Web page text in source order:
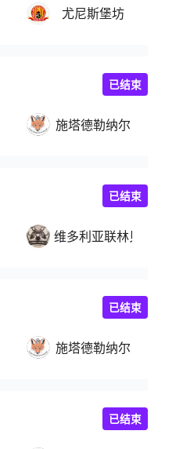
尤尼斯堡坊
施塔德勒纳尔
已结束
维多利亚联林贝
已结束
施塔德勒纳尔
已结束
已结束